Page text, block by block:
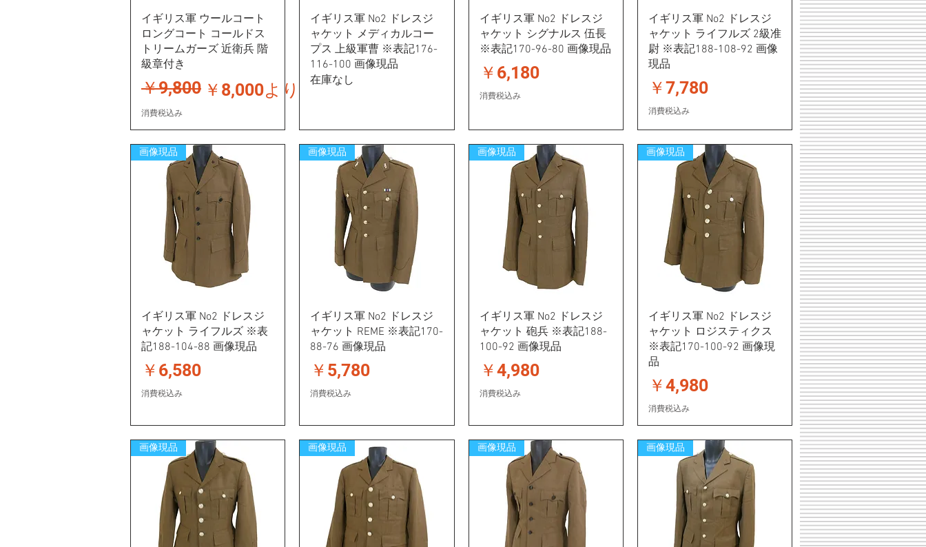
イギリス軍 ウールコート
ロングコート コールドス
トリームガーズ 近衛兵 階
級章付き
通常価格
￥9,800 ￥8,000より
セール価格
消費税込み
イギリス軍 No2 ドレスジ
ャケット メディカルコー
プス 上級軍曹 ※表記176-
116-100 画像現品
在庫なし
イギリス軍 No2 ドレスジ
ャケット シグナルス 伍長
※表記170-96-80 画像現品
価格
￥6,180
消費税込み
イギリス軍 No2 ドレスジ
ャケット ライフルズ 2級准
尉 ※表記188-108-92 画像
現品
価格
￥7,780
消費税込み
画像現品
イギリス軍 No2 ドレスジ
ャケット ライフルズ ※表
記188-104-88 画像現品
価格
￥6,580
消費税込み
画像現品
イギリス軍 No2 ドレスジ
ャケット REME ※表記170-
88-76 画像現品
価格
￥5,780
消費税込み
画像現品
イギリス軍 No2 ドレスジ
ャケット 砲兵 ※表記188-
100-92 画像現品
価格
￥4,980
消費税込み
画像現品
イギリス軍 No2 ドレスジ
ャケット ロジスティクス
※表記170-100-92 画像現
品
価格
￥4,980
消費税込み
画像現品 画像現品 画像現品 画像現品